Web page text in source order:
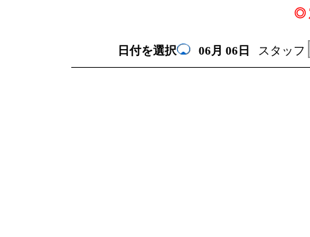
◎
日付を選択 06月 06日 スタッフ